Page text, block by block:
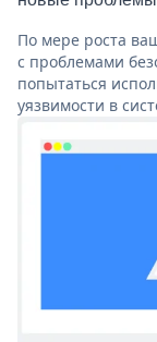
По мере роста
с проблемами
попытаться
уязвимости в